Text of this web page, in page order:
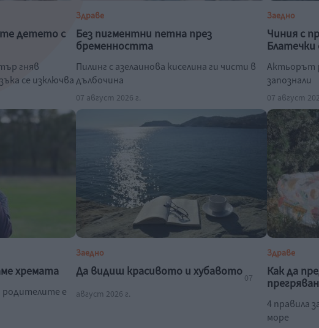
детето с
гняв
се изключва
Здраве
Без пигментни петна през
бременността
Пилинг с азелаинова киселина ги чисти в
дълбочина
07 август 2026 г.
Заедно
Чиния с
Актьорът
запознали
07 август
хремата
родителите е
Заедно
Да видиш красивото и хубавото 07
август 2026 г.
Здраве
Как да
4 правила
море